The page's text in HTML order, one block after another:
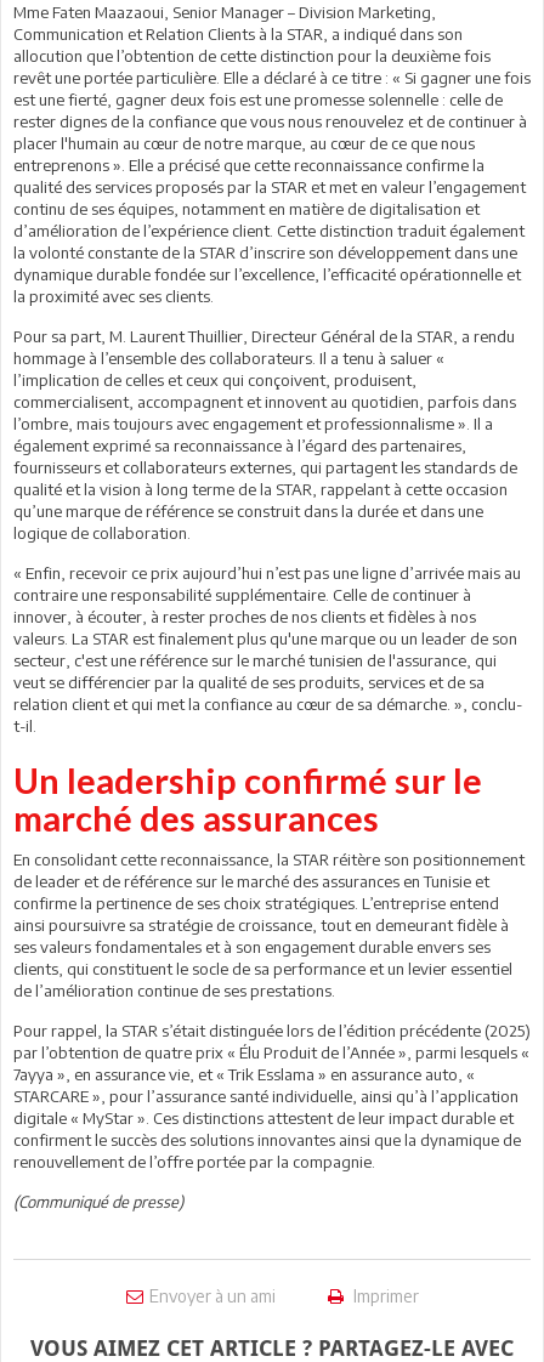
Mme Faten Maazaoui, Senior Manager – Division Marketing,
Communication et Relation Clients à la STAR, a indiqué dans son
allocution que l’obtention de cette distinction pour la deuxième fois
revêt une portée particulière. Elle a déclaré à ce titre : « Si gagner une fois
est une fierté, gagner deux fois est une promesse solennelle : celle de
rester dignes de la confiance que vous nous renouvelez et de continuer à
placer l'humain au cœur de notre marque, au cœur de ce que nous
entreprenons ». Elle a précisé que cette reconnaissance confirme la
qualité des services proposés par la STAR et met en valeur l’engagement
continu de ses équipes, notamment en matière de digitalisation et
d’amélioration de l’expérience client. Cette distinction traduit également
la volonté constante de la STAR d’inscrire son développement dans une
dynamique durable fondée sur l’excellence, l’efficacité opérationnelle et
la proximité avec ses clients.
Pour sa part, M. Laurent Thuillier, Directeur Général de la STAR, a rendu
hommage à l’ensemble des collaborateurs. Il a tenu à saluer «
l’implication de celles et ceux qui conçoivent, produisent,
commercialisent, accompagnent et innovent au quotidien, parfois dans
l’ombre, mais toujours avec engagement et professionnalisme ». Il a
également exprimé sa reconnaissance à l’égard des partenaires,
fournisseurs et collaborateurs externes, qui partagent les standards de
qualité et la vision à long terme de la STAR, rappelant à cette occasion
qu’une marque de référence se construit dans la durée et dans une
logique de collaboration.
« Enfin, recevoir ce prix aujourd’hui n’est pas une ligne d’arrivée mais au
contraire une responsabilité supplémentaire. Celle de continuer à
innover, à écouter, à rester proches de nos clients et fidèles à nos
valeurs. La STAR est finalement plus qu'une marque ou un leader de son
secteur, c'est une référence sur le marché tunisien de l'assurance, qui
veut se différencier par la qualité de ses produits, services et de sa
relation client et qui met la confiance au cœur de sa démarche. », conclu-
t-il.
Un leadership confirmé sur le
marché des assurances
En consolidant cette reconnaissance, la STAR réitère son positionnement
de leader et de référence sur le marché des assurances en Tunisie et
confirme la pertinence de ses choix stratégiques. L’entreprise entend
ainsi poursuivre sa stratégie de croissance, tout en demeurant fidèle à
ses valeurs fondamentales et à son engagement durable envers ses
clients, qui constituent le socle de sa performance et un levier essentiel
de l’amélioration continue de ses prestations.
Pour rappel, la STAR s’était distinguée lors de l’édition précédente (2025)
par l’obtention de quatre prix « Élu Produit de l’Année », parmi lesquels «
7ayya », en assurance vie, et « Trik Esslama » en assurance auto, «
STARCARE », pour l’assurance santé individuelle, ainsi qu’à l’application
digitale « MyStar ». Ces distinctions attestent de leur impact durable et
confirment le succès des solutions innovantes ainsi que la dynamique de
renouvellement de l’offre portée par la compagnie.
(Communiqué de presse)
Envoyer à un ami Imprimer
VOUS AIMEZ CET ARTICLE ? PARTAGEZ-LE AVEC